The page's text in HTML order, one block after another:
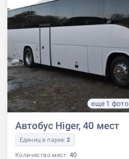
еще 1 фото
Автобус Higer, 40 мест
Единиц в парке:2
Количество мест: 40